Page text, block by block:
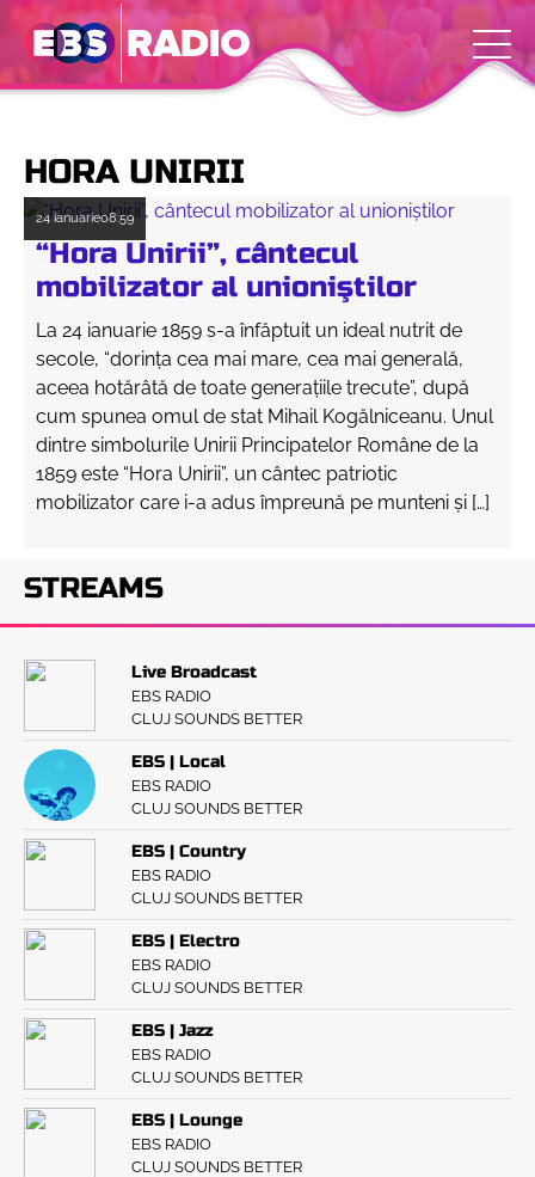
HORA UNIRII
24 ianuarie08:59
“Hora Unirii”, cântecul
mobilizator al unioniştilor
La 24 ianuarie 1859 s-a înfăptuit un ideal nutrit de
secole, “dorinţa cea mai mare, cea mai generală,
aceea hotărâtă de toate generaţiile trecute”, după
cum spunea omul de stat Mihail Kogălniceanu. Unul
dintre simbolurile Unirii Principatelor Române de la
1859 este “Hora Unirii”, un cântec patriotic
mobilizator care i-a adus împreună pe munteni şi […]
STREAMS
Live Broadcast
EBS RADIO
CLUJ SOUNDS BETTER
EBS | Local
EBS RADIO
CLUJ SOUNDS BETTER
EBS | Country
EBS RADIO
CLUJ SOUNDS BETTER
EBS | Electro
EBS RADIO
CLUJ SOUNDS BETTER
EBS | Jazz
EBS RADIO
CLUJ SOUNDS BETTER
EBS | Lounge
EBS RADIO
CLUJ SOUNDS BETTER